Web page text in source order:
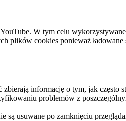
W tym celu
plików cookies ponieważ
informację o tym, jak
problemów z
są usuwane po zamknięciu